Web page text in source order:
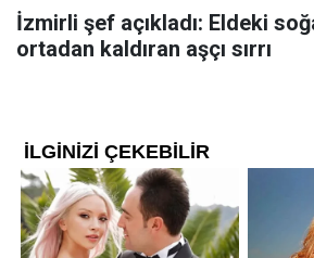
İzmirli şef açıkladı: Eldeki
ortadan kaldıran aşçı sırrı